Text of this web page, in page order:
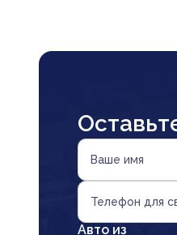
Ваше имя
Телефон для
Авто из